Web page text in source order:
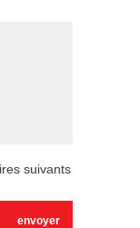
suivants